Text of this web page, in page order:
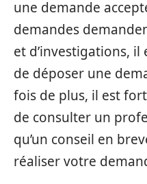
une demande
demandes
et d’investigations,
de déposer une
fois de plus, il est
de consulter un
qu’un conseil en
réaliser votre